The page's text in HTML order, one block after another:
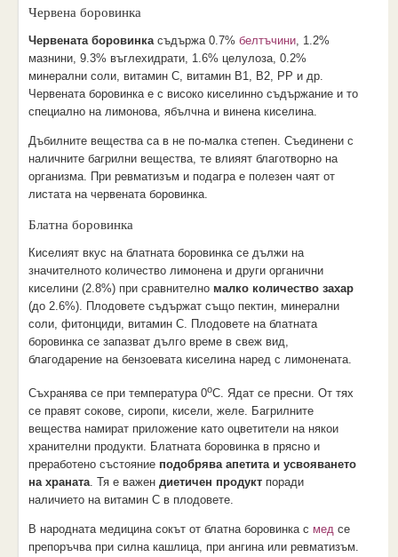
Червена боровинка
Червената боровинкасъдържа 0.7% белтъчини, 1.2%
мазнини, 9.3% въглехидрати, 1.6% целулоза, 0.2%
минерални соли, витамин С, витамин В1, В2, РР и др.
Червената боровинка е с високо киселинно съдържание и то
специално на лимонова, ябълчна и винена киселина.
Дъбилните вещества са в не по-малка степен. Съединени с
наличните багрилни вещества, те влияят благотворно на
организма. При ревматизъм и подагра е полезен чаят от
листата на червената боровинка.
Блатна боровинка
Киселият вкус на блатната боровинка се дължи на
значителното количество лимонена и други органични
киселини (2.8%) при сравнително малко количество захар
(до 2.6%). Плодовете съдържат също пектин, минерални
соли, фитонциди, витамин С. Плодовете на блатната
боровинка се запазват дълго време в свеж вид,
благодарение на бензоевата киселина наред с лимонената.
Съхранява се при температура 0оC. Ядат се пресни. От тях
се правят сокове, сиропи, кисели, желе. Багрилните
вещества намират приложение като оцветители на някои
хранителни продукти. Блатната боровинка в прясно и
преработено състояние подобрява апетита и усвояването
на храната. Тя е важен диетичен продуктпоради
наличието на витамин С в плодовете.
В народната медицина сокът от блатна боровинка с медсе
препоръчва при силна кашлица, при ангина или ревматизъм.